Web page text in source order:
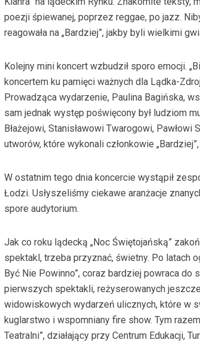
poezji śpiewanej, poprzez reggae, po jazz.
reagowała na „Bardziej”, jakby byli wielkimi
Kolejny mini koncert wzbudził sporo emocji.
koncertem ku pamięci ważnych dla Lądka-
Prowadząca wydarzenie, Paulina Bagińska,
sam jednak występ poświęcony był ludziom
Błażejowi, Stanisławowi Twarogowi,
utworów, które wykonali członkowie
W ostatnim tego dnia koncercie wystąpił
Łodzi. Usłyszeliśmy ciekawe aranżacje
spore audytorium.
Jak co roku lądecką „Noc Świętojańską”
spektakl, trzeba przyznać, świetny. Po latach
Być Nie Powinno”, coraz bardziej powraca
pierwszych spektakli, reżyserowanych
widowiskowych wydarzeń ulicznych, które w
kuglarstwo i wspomniany fire show. Tym
Teatralni”, działający przy Centrum Edukacji,